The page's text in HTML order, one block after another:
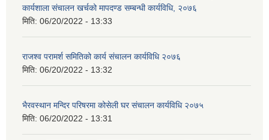
कार्यशाला संचालन खर्चको मापदण्ड सम्बन्धी कार्यविधि, २०७६
मिति: 06/20/2022 - 13:33
राजश्व परामर्श समितिको कार्य संचालन कार्यविधि २०७६
मिति: 06/20/2022 - 13:32
भैरवस्थान मन्दिर परिषरमा कोसेली घर संचालन कार्यविधि २०७५
मिति: 06/20/2022 - 13:31